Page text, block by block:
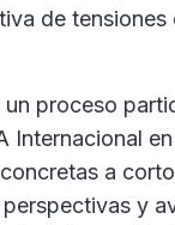
de
proceso
Internacional
a
y